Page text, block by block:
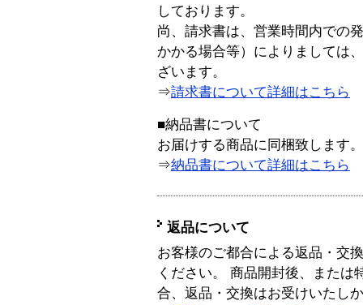
しております。
尚、請求書は、営業時間内での
かかる場合等）によりましては
ざいます。
⇒請求書について詳細はこちら
■納品書について
お届けする商品に同梱致します。
⇒納品書について詳細はこちら
返品について
お客様のご都合による返品・交
ください。 商品開封後、または
合、返品・交換はお受けいたし